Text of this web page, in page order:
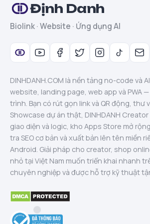
Định Danh
Biolink · Website · Ứng dụng AI
DINHDANH.COM là nền tảng no-code và
website, landing page, web app và PWA
trình. Bạn có rút gọn link và QR động, thư
Showcase dự án thật, DINHDANH
giao diện và logic, kho Apps Store mở
tra SEO cơ bản và xuất bản lên tên miền
Android. Giải pháp cho creator, shop
nhỏ tại Việt Nam muốn triển khai nhanh
chuyên nghiệp và được hỗ trợ kỹ thuật